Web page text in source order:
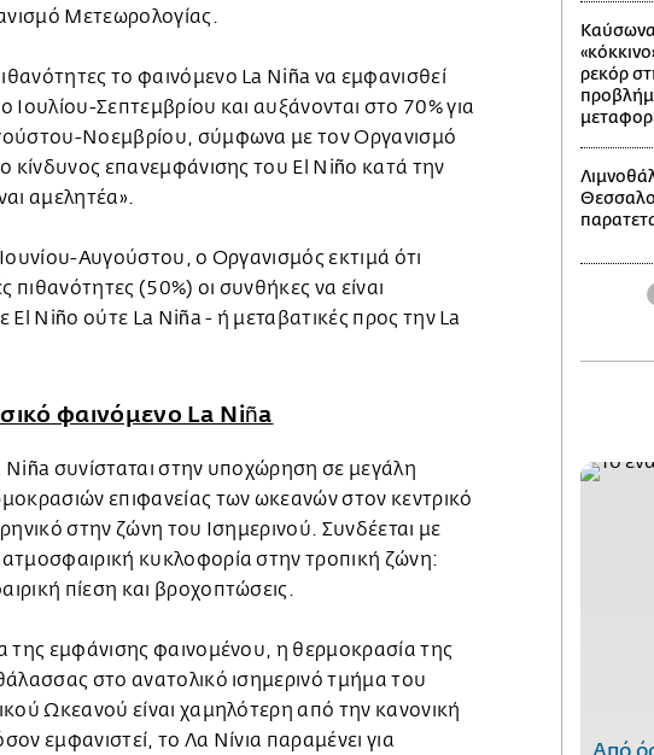
Μετεωρολογίας.
το φαινόμενο La Niña να εμφανισθεί
Ιουλίου-Σεπτεμβρίου και αυξάνονται στο 70% για
Νοεμβρίου, σύμφωνα με τον Οργανισμό
κίνδυνος επανεμφάνισης του El Niño κατά την
αμελητέα».
Αυγούστου, ο Οργανισμός εκτιμά ότι
πιθανότητες (50%) οι συνθήκες να είναι
El Niño ούτε La Niña - ή μεταβατικές προς την La
φαινόμενο La Niña
Niña συνίσταται στην υποχώρηση σε μεγάλη
επιφανείας των ωκεανών στον κεντρικό
στην ζώνη του Ισημερινού. Συνδέεται με
κυκλοφορία στην τροπική ζώνη:
πίεση και βροχοπτώσεις.
της εμφάνισης φαινομένου, η θερμοκρασία της
στο ανατολικό ισημερινό τμήμα του
Ωκεανού είναι χαμηλότερη από την κανονική
εμφανιστεί, το Λα Νίνια παραμένει για
ρεκόρ